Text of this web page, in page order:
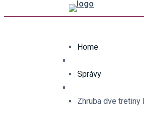
Home
Správy
Zhruba dve